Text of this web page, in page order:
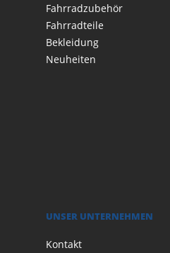
Fahrradzubehör
Fahrradteile
Bekleidung
Neuheiten
UNSER UNTERNEHMEN
Kontakt